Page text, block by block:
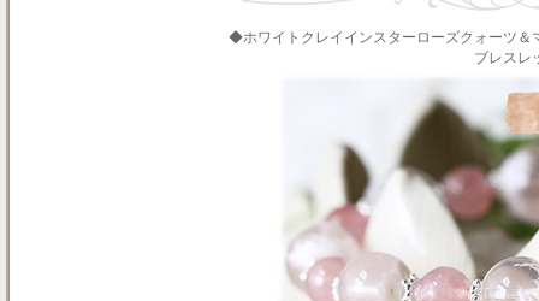
◆ホワイトクレイインスターローズクォーツ
ブレスレ